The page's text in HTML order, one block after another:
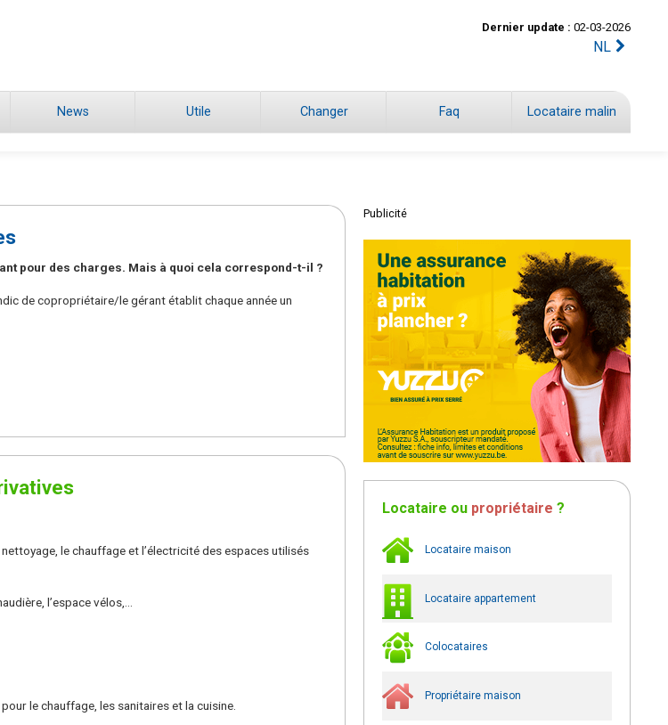
Dernier update : 02-03-2026
NL
News Utile Changer Faq Locataire malin
pour des charges. Mais à quoi cela correspond-t-il ?
de copropriétaire/le gérant établit chaque année un
le chauffage et l’électricité des espaces utilisés
l’espace vélos,...
le chauffage, les sanitaires et la cuisine.
Publicité
Locataire ou propriétaire ?
Locataire maison
Locataire appartement
Colocataires
Propriétaire maison